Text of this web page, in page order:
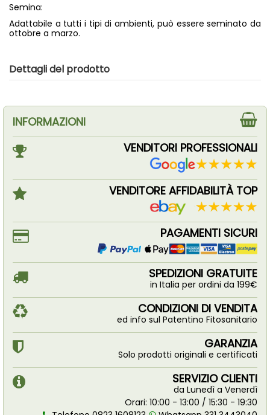
Semina:
Adattabile a tutti i tipi di ambienti, può essere seminato da
ottobre a marzo.
Dettagli del prodotto
INFORMAZIONI
VENDITORI PROFESSIONALI
VENDITORE AFFIDABILITÀ TOP
PAGAMENTI SICURI
SPEDIZIONI GRATUITE
in Italia per ordini da 199€
CONDIZIONI DI VENDITA
ed info sul Patentino Fitosanitario
GARANZIA
Solo prodotti originali e certificati
SERVIZIO CLIENTI
da Lunedì a Venerdì
Orari: 10:00 - 13:00 / 15:30 - 19:30